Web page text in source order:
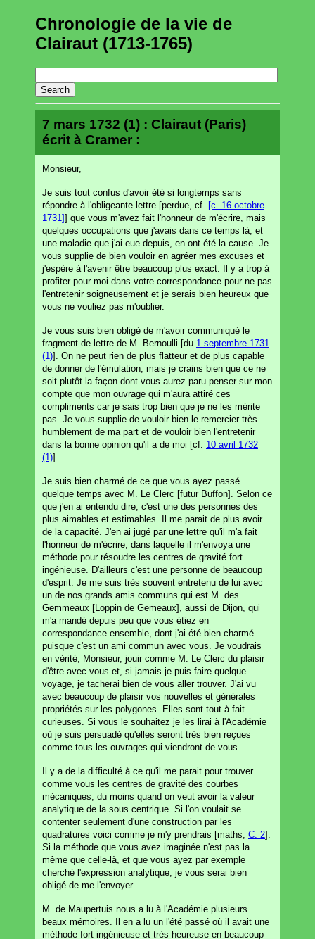
Chronologie de la vie de
Clairaut (1713-1765)
7 mars 1732 (1) : Clairaut (Paris)
écrit à Cramer :
Monsieur,
Je suis tout confus d'avoir été si longtemps sans
répondre à l'obligeante lettre [perdue, cf.
[c. 16 octobre
1731]] que vous m'avez fait l'honneur de m'écrire, mais
quelques occupations que j'avais dans ce temps là, et
une maladie que j'ai eue depuis, en ont été la cause. Je
vous supplie de bien vouloir en agréer mes excuses et
j'espère à l'avenir être beaucoup plus exact. Il y a trop à
profiter pour moi dans votre correspondance pour ne pas
l'entretenir soigneusement et je serais bien heureux que
vous ne vouliez pas m'oublier.
Je vous suis bien obligé de m'avoir communiqué le
fragment de lettre de M. Bernoulli [du 1 septembre 1731
(1)]. On ne peut rien de plus flatteur et de plus capable
de donner de l'émulation, mais je crains bien que ce ne
soit plutôt la façon dont vous aurez paru penser sur mon
compte que mon ouvrage qui m'aura attiré ces
compliments car je sais trop bien que je ne les mérite
pas. Je vous supplie de vouloir bien le remercier très
humblement de ma part et de vouloir bien l'entretenir
dans la bonne opinion qu'il a de moi [cf. 10 avril 1732
(1)].
Je suis bien charmé de ce que vous ayez passé
quelque temps avec M. Le Clerc [futur Buffon]. Selon ce
que j'en ai entendu dire, c'est une des personnes des
plus aimables et estimables. Il me parait de plus avoir
de la capacité. J'en ai jugé par une lettre qu'il m'a fait
l'honneur de m'écrire, dans laquelle il m'envoya une
méthode pour résoudre les centres de gravité fort
ingénieuse. D'ailleurs c'est une personne de beaucoup
d'esprit. Je me suis très souvent entretenu de lui avec
un de nos grands amis communs qui est M. des
Gemmeaux [Loppin de Gemeaux], aussi de Dijon, qui
m'a mandé depuis peu que vous étiez en
correspondance ensemble, dont j'ai été bien charmé
puisque c'est un ami commun avec vous. Je voudrais
en vérité, Monsieur, jouir comme M. Le Clerc du plaisir
d'être avec vous et, si jamais je puis faire quelque
voyage, je tacherai bien de vous aller trouver. J'ai vu
avec beaucoup de plaisir vos nouvelles et générales
propriétés sur les polygones. Elles sont tout à fait
curieuses. Si vous le souhaitez je les lirai à l'Académie
où je suis persuadé qu'elles seront très bien reçues
comme tous les ouvrages qui viendront de vous.
Il y a de la difficulté à ce qu'il me parait pour trouver
comme vous les centres de gravité des courbes
mécaniques, du moins quand on veut avoir la valeur
analytique de la sous centrique. Si l'on voulait se
contenter seulement d'une construction par les
quadratures voici comme je m'y prendrais [maths, C. 2].
Si la méthode que vous avez imaginée n'est pas la
même que celle-là, et que vous ayez par exemple
cherché l'expression analytique, je vous serai bien
obligé de me l'envoyer.
M. de Maupertuis nous a lu à l'Académie plusieurs
beaux mémoires. Il en a lu un l'été passé où il avait une
méthode fort ingénieuse et très heureuse en beaucoup